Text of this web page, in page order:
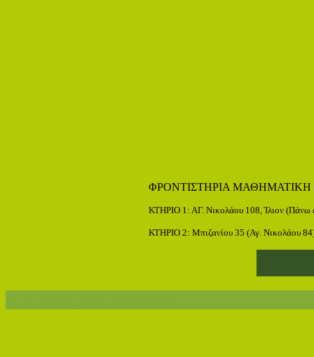
ΦΡΟΝΤΙΣΤΗΡΙΑ ΜΑΘΗΜΑΤΙΚΗ
ΚΤΗΡΙΟ 1: ΑΓ. Νικολάου 108, Ίλιον
ΚΤΗΡΙΟ 2: Μπιζανίου 35 (Αγ. Νικολάου